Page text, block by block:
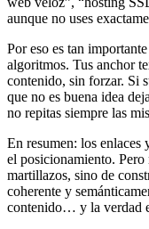
aunque no uses
Por eso es tan
algoritmos. Tus anchor
contenido, sin forzar. Si
que no es buena idea
no repitas siempre las
En resumen: los enlaces
el posicionamiento. Pero
martillazos, sino de
coherente y
contenido… y la verdad